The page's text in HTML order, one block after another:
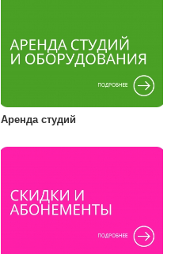
Аренда студий